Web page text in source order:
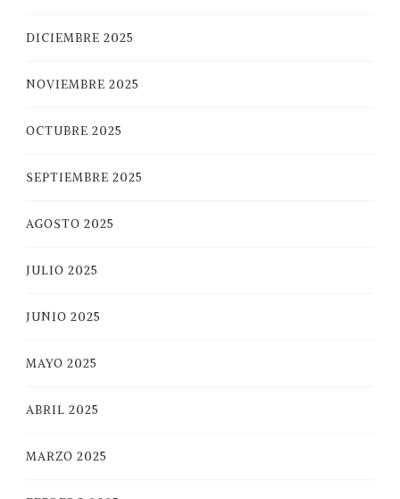
DICIEMBRE 2025
NOVIEMBRE 2025
OCTUBRE 2025
SEPTIEMBRE 2025
AGOSTO 2025
JULIO 2025
JUNIO 2025
MAYO 2025
ABRIL 2025
MARZO 2025